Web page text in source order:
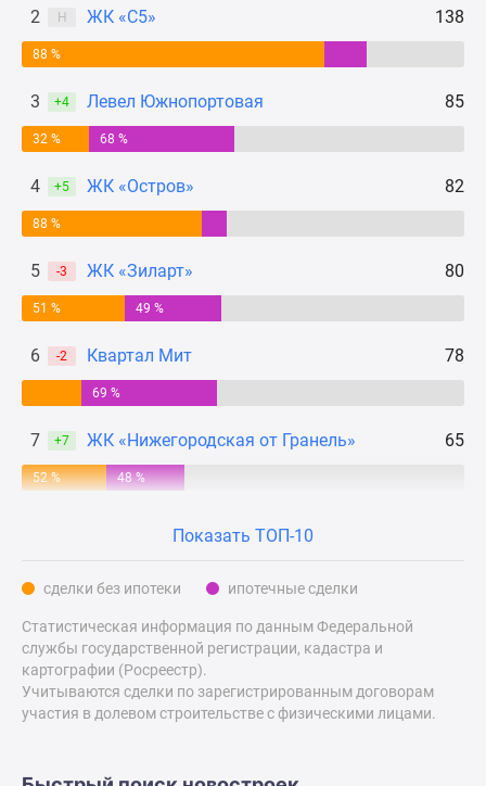
Экспертиза
новостроек
Эксперты
авторы
Контакты
Реклама
сайте
Дзен
Машино-
места
Апартаменты
#траншевая
ипотека
#рассрочка
41%
Видео
360°
2 Н ЖК «С5» 138
88 %
3 +4 Левел Южнопортовая 85
32 % 68 %
4 +5 ЖК «Остров» 82
88 %
5 -3 ЖК «Зиларт» 80
51 % 49 %
6 -2 Квартал Мит 78
69 %
7 +7 ЖК «Нижегородская от Гранель» 65
52 % 48 %
Показать ТОП-10
сделки без ипотеки ипотечные сделки
Статистическая информация по данным Федеральной
службы государственной регистрации, кадастра и
картографии (Росреестр).
Учитываются сделки по зарегистрированным договорам
участия в долевом строительстве с физическими лицами.